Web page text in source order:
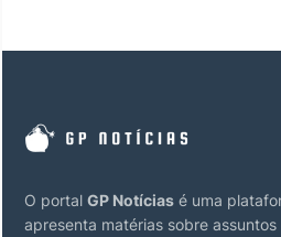
O portal GP Notícias é uma
apresenta matérias sobre